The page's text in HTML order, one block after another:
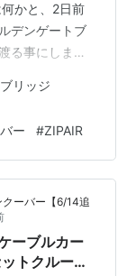
かと、2日前
デンゲートブ
る事にしまし
、旅行プラン
ッジを歩いて
シスコらしさ
→ 歩行ルート →
北 → 南） スタ
リッジ
ー #ZIPAIR
ーバー【6/14追
ーブルカー
トクルーズ